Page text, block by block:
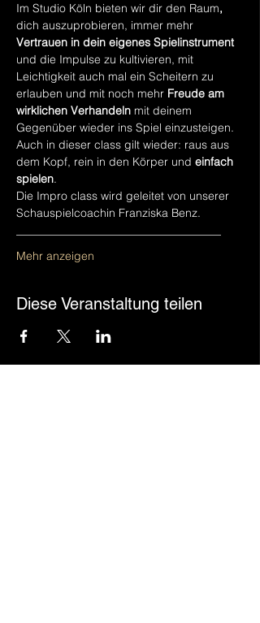
Im Studio Köln bieten wir dir den Raum,
dich auszuprobieren, immer mehr
Vertrauen in dein eigenes Spielinstrument
und die Impulse zu kultivieren, mit
Leichtigkeit auch mal ein Scheitern zu
erlauben und mit noch mehr Freude am
wirklichen Verhandeln mit deinem
Gegenüber wieder ins Spiel einzusteigen.
Auch in dieser class gilt wieder: raus aus
dem Kopf, rein in den Körper und einfach
spielen.
Die Impro class wird geleitet von unserer
Schauspielcoachin Franziska Benz.
Mehr anzeigen
Diese Veranstaltung teilen